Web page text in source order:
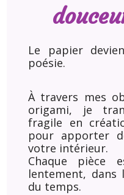
Le papier
poésie.
À travers mes
origami, je
fragile en
pour apporter
votre intérieur.
Chaque pièce
lentement,
du temps.